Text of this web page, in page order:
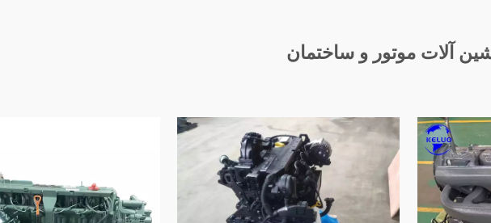
آلات موتور و ساختمان